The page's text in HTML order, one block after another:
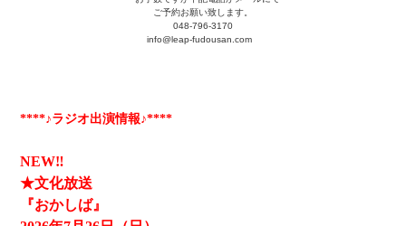
ご予約お願い致します。
048-796-3170
info@leap-fudousan.com
****♪ラジオ出演情報♪****
NEW‼
★文化放送
『おかしば』